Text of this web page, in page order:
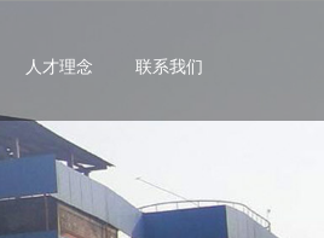
人才理念 联系我们